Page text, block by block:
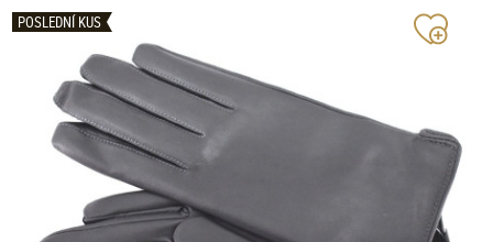
POSLEDNÍ KUS